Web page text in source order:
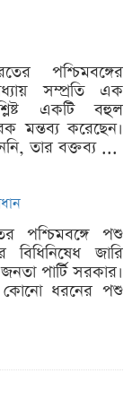
পশ্চিমবঙ্গের
সম্প্রতি এক
একটি বহুল
মন্তব্য করেছেন।
তার বক্তব্য ...
পশ্চিমবঙ্গে পশু
জারি
পার্টি সরকার।
কোনো ধরনের পশু